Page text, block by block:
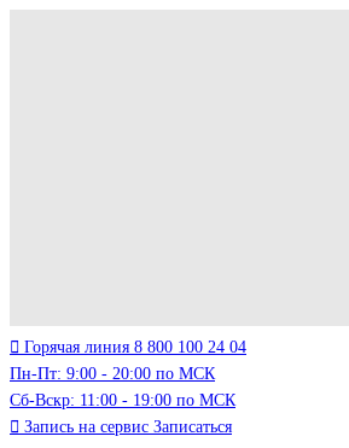
Горячая линия 8 800 100 24 04
Пн-Пт: 9:00 - 20:00 по МСК
Сб-Вскр: 11:00 - 19:00 по МСК
Запись на сервис Записаться